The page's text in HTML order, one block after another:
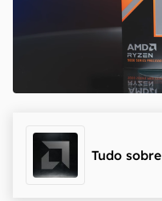
Tudo sobre